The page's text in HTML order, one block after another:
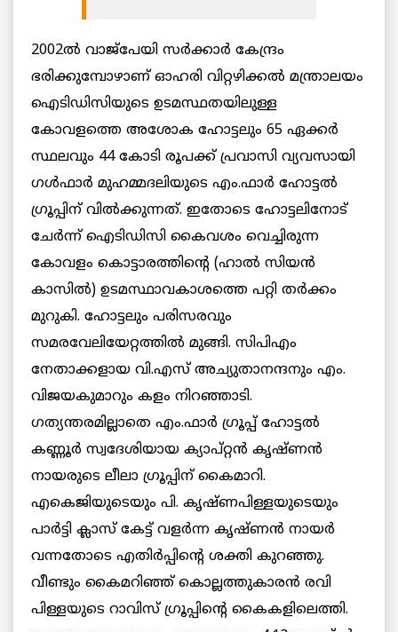
2002ൽ വാജ്പേയി സർക്കാർ കേന്ദ്രം
ഭരിക്കുമ്പോഴാണ് ഓഹരി വിറ്റഴിക്കൽ മന്ത്രാലയം
ഐടിഡിസിയുടെ ഉടമസ്ഥതയിലുള്ള
കോവളത്തെ അശോക ഹോട്ടലും 65 ഏക്കർ
സ്ഥലവും 44 കോടി രൂപക്ക് പ്രവാസി വ്യവസായി
ഗൾഫാർ മുഹമ്മദലിയുടെ എം.ഫാർ ഹോട്ടൽ
ഗ്രൂപ്പിന് വിൽക്കുന്നത്. ഇതോടെ ഹോട്ടലിനോട്
ചേർന്ന് ഐടിഡിസി കൈവശം വെച്ചിരുന്ന
കോവളം കൊട്ടാരത്തിൻ്റെ (ഹാൽ സിയൻ
കാസിൽ) ഉടമസ്ഥാവകാശത്തെ പറ്റി തർക്കം
മുറുകി. ഹോട്ടലും പരിസരവും
സമരവേലിയേറ്റത്തിൽ മുങ്ങി. സിപിഎം
നേതാക്കളായ വി.എസ് അച്യുതാനന്ദനും എം.
വിജയകുമാറും കളം നിറഞ്ഞാടി.
ഗത്യന്തരമില്ലാതെ എം.ഫാർ ഗ്രൂപ്പ് ഹോട്ടൽ
കണ്ണൂർ സ്വദേശിയായ ക്യാപ്റ്റൻ കൃഷ്ണൻ
നായരുടെ ലീലാ ഗ്രൂപ്പിന് കൈമാറി.
എകെജിയുടെയും പി. കൃഷ്ണപിള്ളയുടെയും
പാർട്ടി ക്ലാസ് കേട്ട് വളർന്ന കൃഷ്ണൻ നായർ
വന്നതോടെ എതിർപ്പിൻ്റെ ശക്തി കുറഞ്ഞു.
വീണ്ടും കൈമറിഞ്ഞ് കൊല്ലത്തുകാരൻ രവി
പിള്ളയുടെ റാവിസ് ഗ്രൂപ്പിൻ്റെ കൈകളിലെത്തി.